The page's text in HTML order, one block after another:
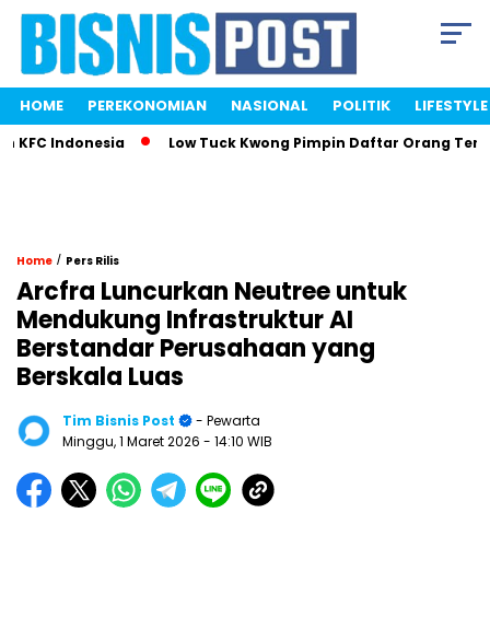
HOME PEREKONOMIAN NASIONAL POLITIK LIFESTYLE
Indonesia Low Tuck Kwong Pimpin Daftar Orang
Home / Pers Rilis
Arcfra Luncurkan Neutree untuk
Mendukung Infrastruktur AI
Berstandar Perusahaan yang
Berskala Luas
Tim Bisnis Post
- Pewarta
Minggu, 1 Maret 2026 - 14:10 WIB